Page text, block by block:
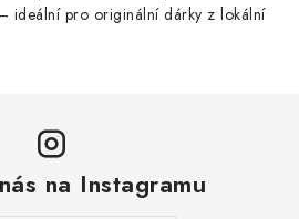
ideální pro originální dárky z lokální
na Instagramu